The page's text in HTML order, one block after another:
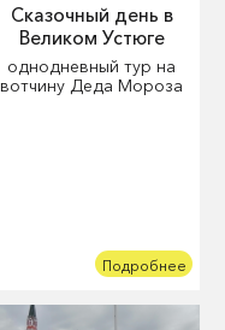
Сказочный день в
Великом Устюге
однодневный тур на
вотчину Деда Мороза
Подробнее